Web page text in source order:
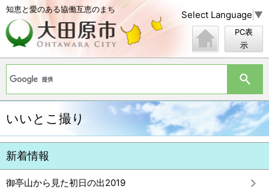
知恵と愛のある協働互恵のまち Select Language ▼
PC表
示
いいとこ撮り
御亭山から見た初日の出2019